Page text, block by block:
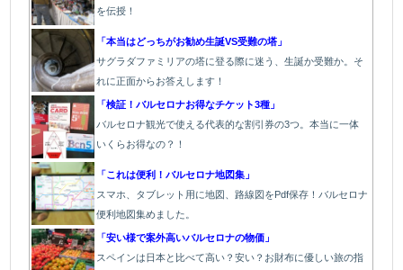
を伝授！
「本当はどっちがお勧め生誕VS受難の塔」
サグラダファミリアの塔に登る際に迷う、生誕か受難か。そ
れに正面からお答えします！
「検証！バルセロナお得なチケット3種」
バルセロナ観光で使える代表的な割引券の3つ。本当に一体
いくらお得なの？！
「これは便利！バルセロナ地図集」
スマホ、タブレット用に地図、路線図をPdf保存！バルセロナ
便利地図集めました。
「安い様で案外高いバルセロナの物価」
スペインは日本と比べて高い？安い？お財布に優しい旅の指